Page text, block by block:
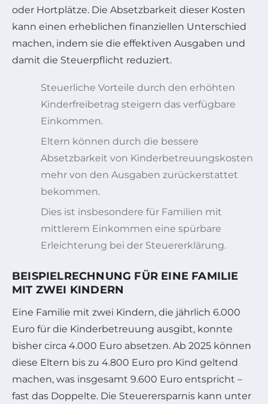
oder Hortplätze. Die Absetzbarkeit dieser Kosten
kann einen erheblichen finanziellen Unterschied
machen, indem sie die effektiven Ausgaben und
damit die Steuerpflicht reduziert.
Steuerliche Vorteile durch den erhöhten
Kinderfreibetrag steigern das verfügbare
Einkommen.
Eltern können durch die bessere
Absetzbarkeit von Kinderbetreuungskosten
mehr von den Ausgaben zurückerstattet
bekommen.
Dies ist insbesondere für Familien mit
mittlerem Einkommen eine spürbare
Erleichterung bei der Steuererklärung.
BEISPIELRECHNUNG FÜR EINE FAMILIE
MIT ZWEI KINDERN
Eine Familie mit zwei Kindern, die jährlich 6.000
Euro für die Kinderbetreuung ausgibt, konnte
bisher circa 4.000 Euro absetzen. Ab 2025 können
diese Eltern bis zu 4.800 Euro pro Kind geltend
machen, was insgesamt 9.600 Euro entspricht –
fast das Doppelte. Die Steuerersparnis kann unter